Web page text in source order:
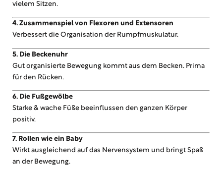
vielem Sitzen.
4. Zusammenspiel von Flexoren und Extensoren
Verbessert die Organisation der Rumpfmuskulatur.
5. Die Beckenuhr
Gut organisierte Bewegung kommt aus dem Becken. Prima
für den Rücken.
6. Die Fußgewölbe
Starke & wache Füße beeinflussen den ganzen Körper
positiv.
7. Rollen wie ein Baby
Wirkt ausgleichend auf das Nervensystem und bringt Spaß
an der Bewegung.